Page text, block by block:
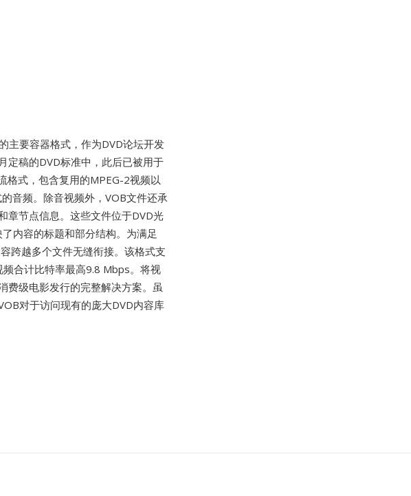
主要容器格式，作为DVD论坛开发
定稿的DVD标准中，此后已被用于
格式，包含复用的MPEG-2视频以
音频。除音视频外，VOB文件还承
章节点信息。这些文件位于DVD光
内容的标题和部分结构。为满足
跨越多个文件无缝衔接。该格式支
合计比特率最高9.8 Mbps。将视
费级电影发行的完整解决方案。虽
对于访问现有的庞大DVD内容库